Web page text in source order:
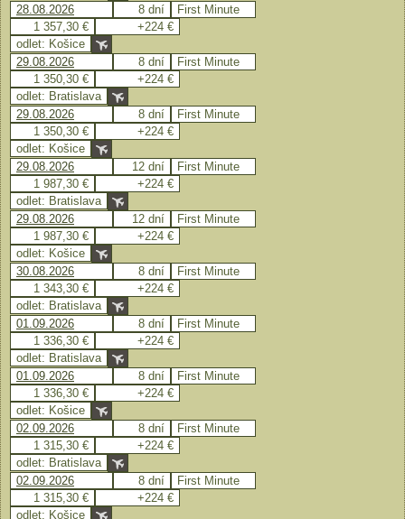
28.08.2026
8 dní
First Minute
1 357,30 €
+224 €
odlet: Košice
29.08.2026
8 dní
First Minute
1 350,30 €
+224 €
odlet: Bratislava
29.08.2026
8 dní
First Minute
1 350,30 €
+224 €
odlet: Košice
29.08.2026
12 dní
First Minute
1 987,30 €
+224 €
odlet: Bratislava
29.08.2026
12 dní
First Minute
1 987,30 €
+224 €
odlet: Košice
30.08.2026
8 dní
First Minute
1 343,30 €
+224 €
odlet: Bratislava
01.09.2026
8 dní
First Minute
1 336,30 €
+224 €
odlet: Bratislava
01.09.2026
8 dní
First Minute
1 336,30 €
+224 €
odlet: Košice
02.09.2026
8 dní
First Minute
1 315,30 €
+224 €
odlet: Bratislava
02.09.2026
8 dní
First Minute
1 315,30 €
+224 €
odlet: Košice